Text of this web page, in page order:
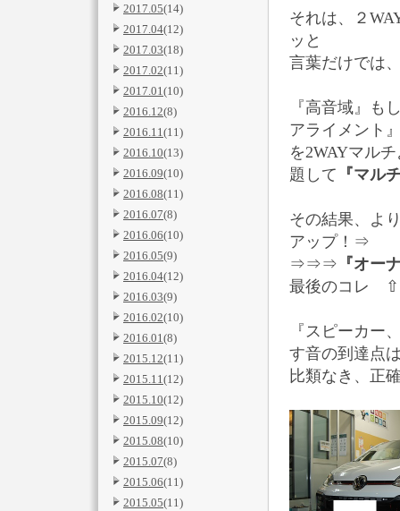
2017.05(14)
2017.04(12)
2017.03(18)
2017.02(11)
2017.01(10)
2016.12(8)
2016.11(11)
2016.10(13)
2016.09(10)
2016.08(11)
2016.07(8)
2016.06(10)
2016.05(9)
2016.04(12)
2016.03(9)
2016.02(10)
2016.01(8)
2015.12(11)
2015.11(12)
2015.10(12)
2015.09(12)
2015.08(10)
2015.07(8)
2015.06(11)
2015.05(11)
それは、２
ッと
言葉だけでは
『高音域』も
アライメント
を2WAYマル
題して 『マル
その結果、よ
アップ！⇒
⇒⇒⇒ 『オー
最後のコレ ⇧
『スピーカー
す音の到達点
比類なき、正